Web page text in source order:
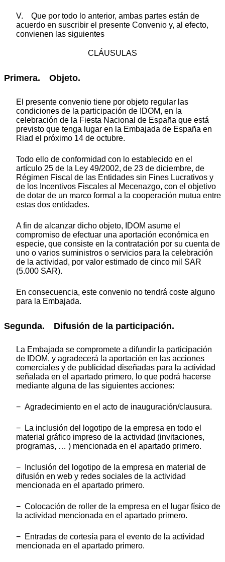
V. Que por todo lo anterior, ambas partes están de
acuerdo en suscribir el presente Convenio y, al efecto,
convienen las siguientes
CLÁUSULAS
Primera. Objeto.
El presente convenio tiene por objeto regular las
condiciones de la participación de IDOM, en la
celebración de la Fiesta Nacional de España que está
previsto que tenga lugar en la Embajada de España en
Riad el próximo 14 de octubre.
Todo ello de conformidad con lo establecido en el
artículo 25 de la Ley 49/2002, de 23 de diciembre, de
Régimen Fiscal de las Entidades sin Fines Lucrativos y
de los Incentivos Fiscales al Mecenazgo, con el objetivo
de dotar de un marco formal a la cooperación mutua entre
estas dos entidades.
A fin de alcanzar dicho objeto, IDOM asume el
compromiso de efectuar una aportación económica en
especie, que consiste en la contratación por su cuenta de
uno o varios suministros o servicios para la celebración
de la actividad, por valor estimado de cinco mil SAR
(5.000 SAR).
En consecuencia, este convenio no tendrá coste alguno
para la Embajada.
Segunda. Difusión de la participación.
La Embajada se compromete a difundir la participación
de IDOM, y agradecerá la aportación en las acciones
comerciales y de publicidad diseñadas para la actividad
señalada en el apartado primero, lo que podrá hacerse
mediante alguna de las siguientes acciones:
− Agradecimiento en el acto de inauguración/clausura.
− La inclusión del logotipo de la empresa en todo el
material gráfico impreso de la actividad (invitaciones,
programas, … ) mencionada en el apartado primero.
− Inclusión del logotipo de la empresa en material de
difusión en web y redes sociales de la actividad
mencionada en el apartado primero.
− Colocación de roller de la empresa en el lugar físico de
la actividad mencionada en el apartado primero.
− Entradas de cortesía para el evento de la actividad
mencionada en el apartado primero.